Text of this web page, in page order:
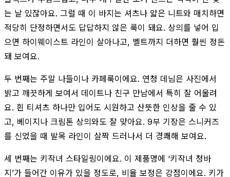
는 날 있잖아요. 그럴 때 이 바지는 셔츠나 얇은 니트와 매치하면
적당히 단정하면서도 답답하지 않은 룩이 돼요. 상의를 넣어 입
으면 하이웨이스트 라인이 살아나고, 벨트까지 더하면 훨씬 정돈
돼 보여요.
두 번째는 주말 나들이나 카페룩이에요. 연청 데님은 사진에서
밝고 깨끗하게 보여서 데이트나 친구 만남에서 특히 잘 어울려
요. 흰 티셔츠 하나만 입어도 시원하고 산뜻한 인상을 줄 수 있
고, 베이지나 크림톤 상의와도 잘 맞아요. 9부 기장은 스니커즈
를 신었을 때 발목 라인이 살짝 드러나서 더 경쾌해 보여요.
세 번째는 키작녀 스타일링이에요. 이 제품명에 ‘키작녀 청바
지’가 들어간 이유가 있을 정도로, 비율 보정은 강점이에요. 키가